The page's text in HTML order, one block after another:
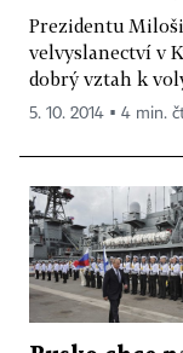
Prezidentu
velvyslanectví v
dobrý vztah k
5. 10. 2014 ▪ 4 min.